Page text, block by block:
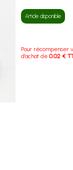
Article disponible
Pour récompenser
d'achat de0.02 €